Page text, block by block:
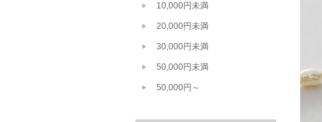
10,000円未満
20,000円未満
30,000円未満
50,000円未満
50,000円～